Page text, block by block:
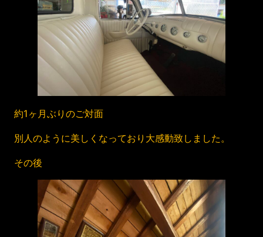
約1ヶ月ぶりのご対面
別人のように美しくなっており大感動致しました。
その後